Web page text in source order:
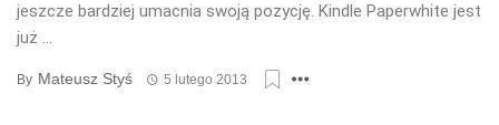
jeszcze bardziej umacnia swoją pozycję. Kindle Paperwhite jest
już ...
By Mateusz Styś 5 lutego 2013